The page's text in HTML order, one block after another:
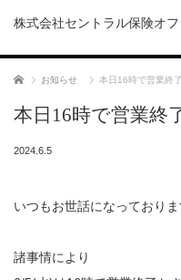
株式会社セントラル保険オ
ホーム お知らせ 本日16時で営業終
本日16時で営業終
2024.6.5
いつもお世話になっておりま
諸事情により